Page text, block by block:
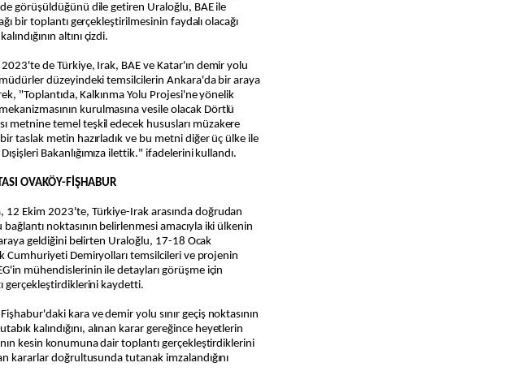
görüşüldüğünü dile getiren Uraloğlu, BAE ile
bir toplantı gerçekleştirilmesinin faydalı olacağı
altını çizdi.
de Türkiye, Irak, BAE ve Katar'ın demir yolu
düzeyindeki temsilcilerin Ankara'da bir araya
"Toplantıda, Kalkınma Yolu Projesi'ne yönelik
kurulmasına vesile olacak Dörtlü
metnine temel teşkil edecek hususları müzakere
taslak metin hazırladık ve bu metni diğer üç ülke ile
Bakanlığımıza ilettik." ifadelerini kullandı.
OVAKÖY-FİŞHABUR
12 Ekim 2023'te, Türkiye-Irak arasında doğrudan
noktasının belirlenmesi amacıyla iki ülkenin
geldiğini belirten Uraloğlu, 17-18 Ocak
Cumhuriyeti Demiryolları temsilcileri ve projenin
mühendislerinin ile detayları görüşme için
gerçekleştirdiklerini kaydetti.
kara ve demir yolu sınır geçiş noktasının
kalındığını, alınan karar gereğince heyetlerin
kesin konumuna dair toplantı gerçekleştirdiklerini
kararlar doğrultusunda tutanak imzalandığını